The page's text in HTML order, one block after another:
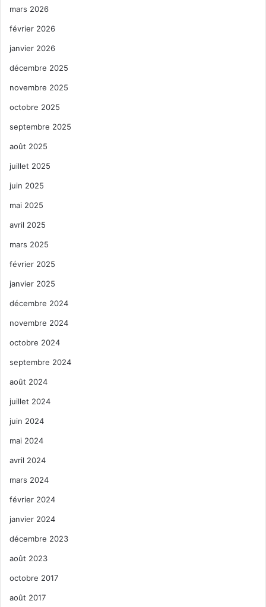
mars 2026
février 2026
janvier 2026
décembre 2025
novembre 2025
octobre 2025
septembre 2025
août 2025
juillet 2025
juin 2025
mai 2025
avril 2025
mars 2025
février 2025
janvier 2025
décembre 2024
novembre 2024
octobre 2024
septembre 2024
août 2024
juillet 2024
juin 2024
mai 2024
avril 2024
mars 2024
février 2024
janvier 2024
décembre 2023
août 2023
octobre 2017
août 2017